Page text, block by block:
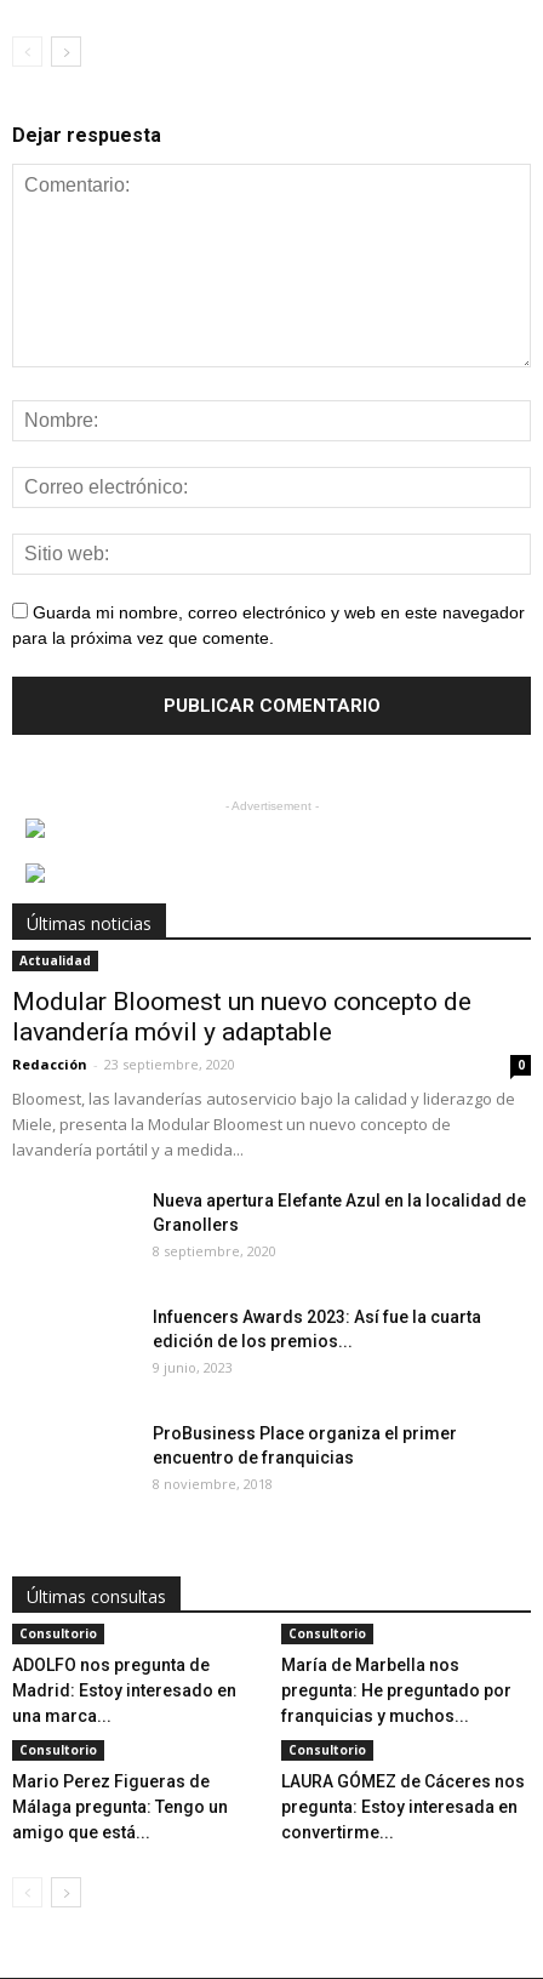
Dejar respuesta
Guarda mi nombre, correo electrónico y web en este navegador
para la próxima vez que comente.
- Advertisement -
Últimas noticias
Actualidad
Modular Bloomest un nuevo concepto de
lavandería móvil y adaptable
Redacción - 23 septiembre, 2020 0
Bloomest, las lavanderías autoservicio bajo la calidad y liderazgo de
Miele, presenta la Modular Bloomest un nuevo concepto de
lavandería portátil y a medida...
Nueva apertura Elefante Azul en la localidad de
Granollers
8 septiembre, 2020
Infuencers Awards 2023: Así fue la cuarta
edición de los premios...
9 junio, 2023
ProBusiness Place organiza el primer
encuentro de franquicias
8 noviembre, 2018
Últimas consultas
Consultorio
ADOLFO nos pregunta de
Madrid: Estoy interesado en
una marca...
Consultorio
María de Marbella nos
pregunta: He preguntado por
franquicias y muchos...
Consultorio
Mario Perez Figueras de
Málaga pregunta: Tengo un
amigo que está...
Consultorio
LAURA GÓMEZ de Cáceres nos
pregunta: Estoy interesada en
convertirme...